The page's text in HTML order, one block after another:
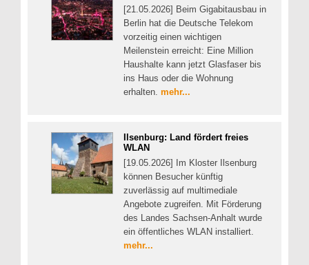
[21.05.2026] Beim Gigabitausbau in
Berlin hat die Deutsche Telekom
vorzeitig einen wichtigen
Meilenstein erreicht: Eine Million
Haushalte kann jetzt Glasfaser bis
ins Haus oder die Wohnung
erhalten. mehr...
Ilsenburg: Land fördert freies
WLAN
[19.05.2026] Im Kloster Ilsenburg
können Besucher künftig
zuverlässig auf multimediale
Angebote zugreifen. Mit Förderung
des Landes Sachsen-Anhalt wurde
ein öffentliches WLAN installiert.
mehr...